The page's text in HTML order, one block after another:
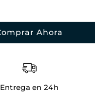
Ahora
Entrega en 24h